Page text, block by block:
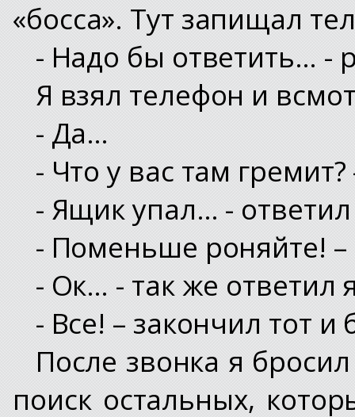
«босса». Тут запищал
- Надо бы ответить… -
Я взял телефон и
- Да…
- Что у вас там
- Ящик упал… - ответил
- Поменьше роняйте! –
- Ок… - так же ответил
- Все! – закончил тот и
После звонка я
поиск остальных,